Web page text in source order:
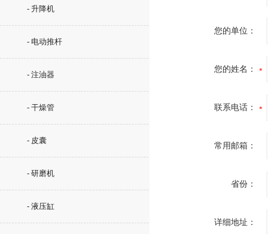
- 升降机
- 电动推杆
- 注油器
- 干燥管
- 皮囊
- 研磨机
- 液压缸
您的单位：
您的姓名：
联系电话：
常用邮箱：
省份：
详细地址：